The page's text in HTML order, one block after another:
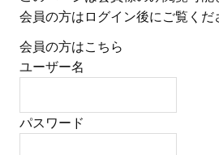
会員の方はログイン後にご覧くだ
会員の方はこちら
ユーザー名
パスワード